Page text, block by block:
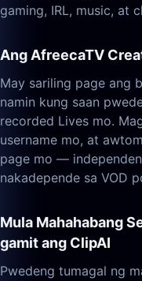
gaming, IRL, music, at
Ang AfreecaTV
May sariling page ang
namin kung saan
recorded Lives mo.
username mo, at
page mo —
nakadepende sa VOD
Mula Mahahabang
gamit ang ClipAI
Pwedeng tumagal ng